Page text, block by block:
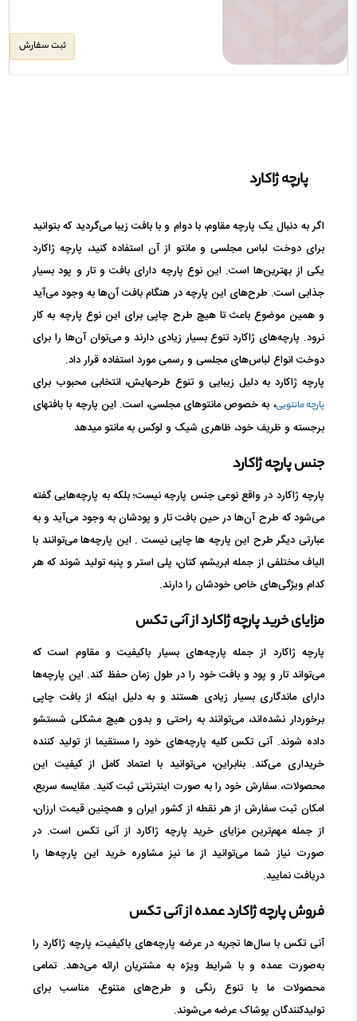
ثبت سفارش
پارچه ژاکارد
اگر به دنبال یک پارچه مقاوم، با دوام و با بافت زیبا می‌گردید که بتوانید
برای دوخت لباس مجلسی و مانتو از آن استفاده کنید، پارچه ژاکارد
یکی از بهترین‌ها است. این نوع پارچه دارای بافت و تار و پود بسیار
جذابی است. طرح‌های این پارچه در هنگام بافت آن‌ها به وجود می‌آید
و همین موضوع باعث تا هیچ طرح چاپی برای این نوع پارچه به کار
نرود. پارچه‌های ژاکارد تنوع بسیار زیادی دارند و می‌توان آن‌ها را برای
دوخت انواع لباس‌های مجلسی و رسمی مورد استفاده قرار داد.
پارچه ژاکارد به دلیل زیبایی و تنوع طرحهایش، انتخابی محبوب برای
پارچه مانتویی، به خصوص مانتوهای مجلسی، است. این پارچه با بافتهای
برجسته و ظریف خود، ظاهری شیک و لوکس به مانتو میدهد
جنس پارچه ژاکارد
پارچه ژاکارد در واقع نوعی جنس پارچه نیست؛ بلکه به پارچه‌هایی گفته
می‌شود که طرح آن‌ها در حین بافت تار و پودشان به وجود می‌آید و به
عبارتی دیگر طرح این پارچه ها چاپی نیست . این پارچه‌ها می‌توانند با
الیاف مختلفی از جمله ابریشم، کتان، پلی استر و پنبه تولید شوند که هر
کدام ویژگی‌های خاص خودشان را دارند.
مزایای خرید پارچه ژاکارد از آنی تکس
پارچه ژاکارد از جمله پارچه‌های بسیار باکیفیت و مقاوم است که
می‌تواند تار و پود و بافت خود را در طول زمان حفظ کند. این پارچه‌ها
دارای ماندگاری بسیار زیادی هستند و به دلیل اینکه از بافت چاپی
برخوردار نشده‌اند، می‌توانند به راحتی و بدون هیچ مشکلی شستشو
داده شوند. آنی تکس کلیه پارچه‌های خود را مستقیما از تولید کننده
خریداری می‌کند. بنابراین، می‌توانید با اعتماد کامل از کیفیت این
محصولات، سفارش خود را به صورت اینترنتی ثبت کنید. مقایسه سریع،
امکان ثبت سفارش از هر نقطه از کشور ایران و همچنین قیمت ارزان،
از جمله مهم‌ترین مزایای خرید پارچه ژاکارد از آنی تکس است. در
صورت نیاز شما می‌توانید از ما نیز مشاوره خرید این پارچه‌ها را
دریافت نمایید.
فروش پارچه ژاکارد عمده از آنی تکس
آنی تکس با سال‌ها تجربه در عرضه پارچه‌های باکیفیت، پارچه ژاکارد را
به‌صورت عمده و با شرایط ویژه به مشتریان ارائه می‌دهد. تمامی
محصولات ما با تنوع رنگی و طرح‌های متنوع، مناسب برای
تولیدکنندگان پوشاک عرضه می‌شوند.